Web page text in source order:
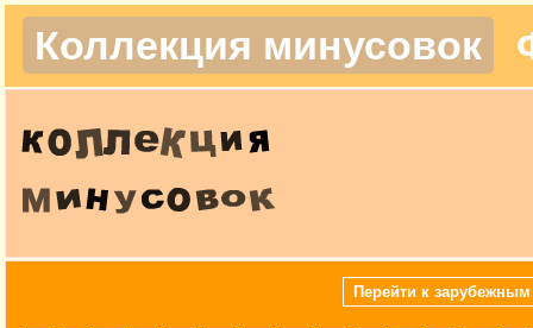
Коллекция минусовок
Перейти к зарубежным